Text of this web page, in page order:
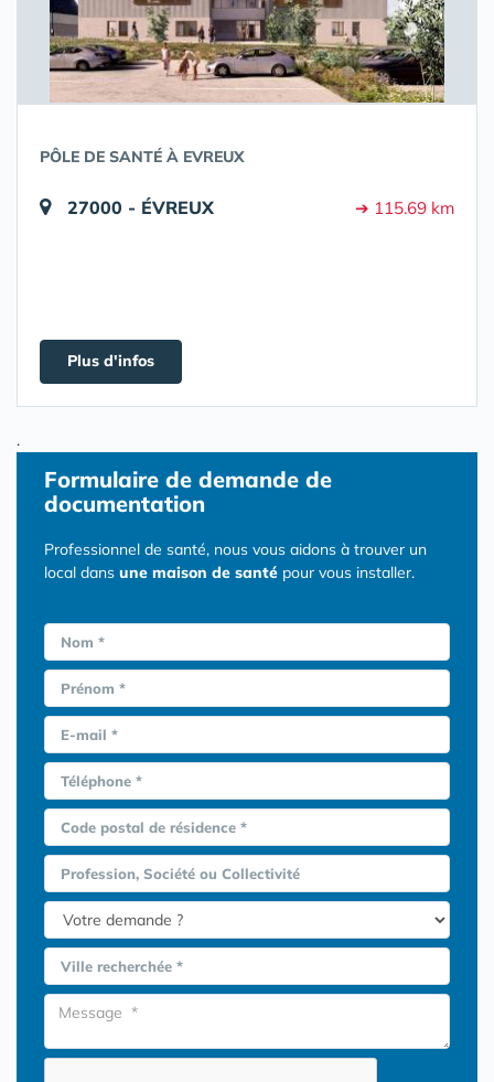
PÔLE DE SANTÉ À EVREUX
27000 - ÉVREUX ➔ 115.69 km
Plus d'infos
.
Formulaire de demande de
documentation
Professionnel de santé, nous vous aidons à trouver un
local dans une maison de santé pour vous installer.
Nom *
Prénom *
E-mail *
Téléphone *
Code postal de résidence *
Profession, Société ou Collectivité
Ville recherchée *